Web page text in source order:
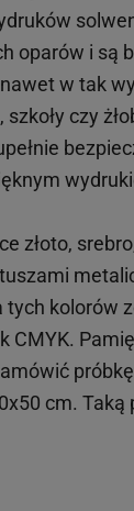
oparów i są
w tak
szkoły czy
złoto,
kolorów
CMYK.
cm. Taką